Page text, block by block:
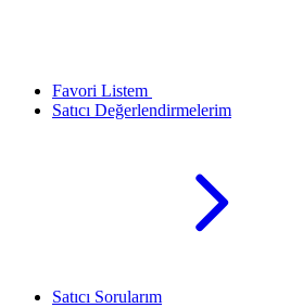
Favori Listem
Satıcı Değerlendirmelerim
Satıcı Sorularım